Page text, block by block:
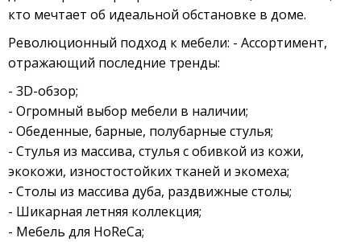
кто мечтает об идеальной обстановке в доме.
Революционный подход к мебели: - Ассортимент,
отражающий последние тренды:
- 3D-обзор;
- Огромный выбор мебели в наличии;
- Обеденные, барные, полубарные стулья;
- Стулья из массива, стулья с обивкой из кожи,
экокожи, изностостойких тканей и экомеха;
- Столы из массива дуба, раздвижные столы;
- Шикарная летняя коллекция;
- Мебель для HoReCa;